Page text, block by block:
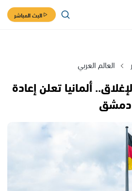
البث المباشر
العالم العربي
الإغلاق.. ألمانيا تعلن إعادة
دمشق